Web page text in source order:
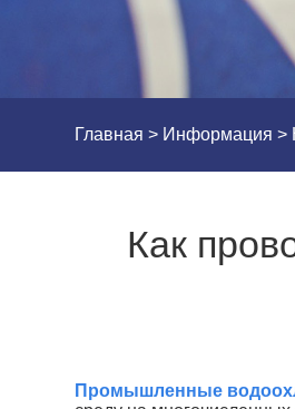
Главная > Информация >
Как
Промышленные